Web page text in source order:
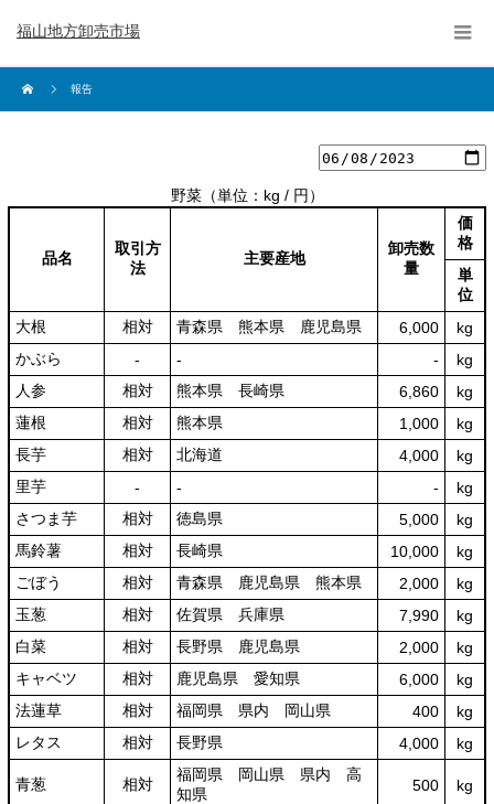
福山地方卸売市場
報告
野菜（単位：kg / 円）
品名
取引方
法
主要産地
卸売数
量
価
格
単
位
大根
相対 青森県 熊本県 鹿児島県 6,000
kg
かぶら
‐ ‐ ‐
kg
人参
相対 熊本県 長崎県 6,860
kg
蓮根
相対 熊本県 1,000
kg
長芋
相対 北海道 4,000
kg
里芋
‐ ‐ ‐
kg
さつま芋
相対 徳島県 5,000
kg
馬鈴薯
相対 長崎県 10,000
kg
ごぼう
相対 青森県 鹿児島県 熊本県 2,000
kg
玉葱
相対 佐賀県 兵庫県 7,990
kg
白菜
相対 長野県 鹿児島県 2,000
kg
キャベツ
相対 鹿児島県 愛知県 6,000
kg
法蓮草
相対 福岡県 県内 岡山県 400
kg
レタス
相対 長野県 4,000 kg
青葱 相対
福岡県 岡山県 県内 高
知県
500 kg